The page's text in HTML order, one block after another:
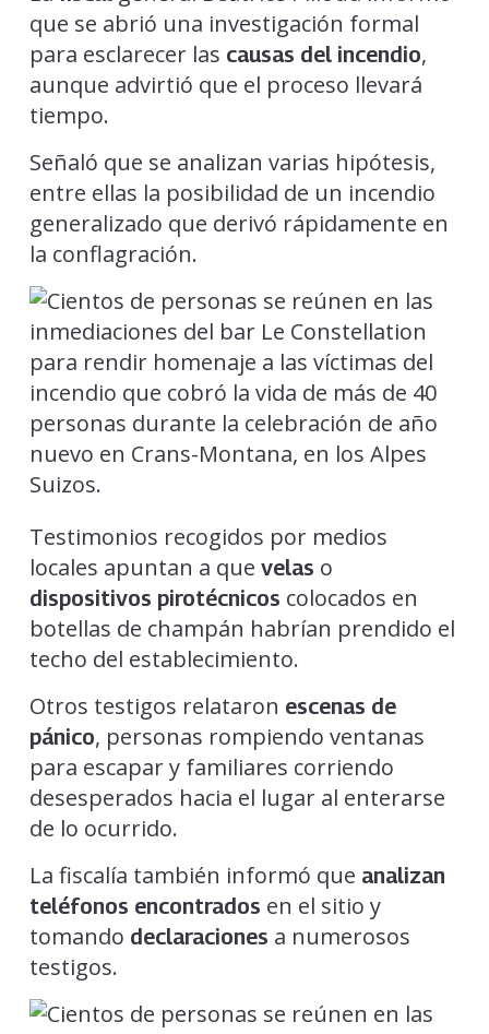
que se abrió una investigación formal
para esclarecer las causas del incendio,
aunque advirtió que el proceso llevará
tiempo.
Señaló que se analizan varias hipótesis,
entre ellas la posibilidad de un incendio
generalizado que derivó rápidamente en
la conflagración.
Testimonios recogidos por medios
locales apuntan a que velas o
dispositivos pirotécnicos colocados en
botellas de champán habrían prendido el
techo del establecimiento.
Otros testigos relataron escenas de
pánico, personas rompiendo ventanas
para escapar y familiares corriendo
desesperados hacia el lugar al enterarse
de lo ocurrido.
La fiscalía también informó que analizan
teléfonos encontrados en el sitio y
tomando declaraciones a numerosos
testigos.